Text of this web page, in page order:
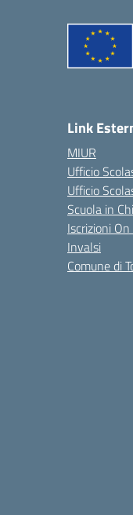
Link
MIUR
Ufficio
Ufficio
Scuola in
Iscrizioni
Invalsi
Comune di